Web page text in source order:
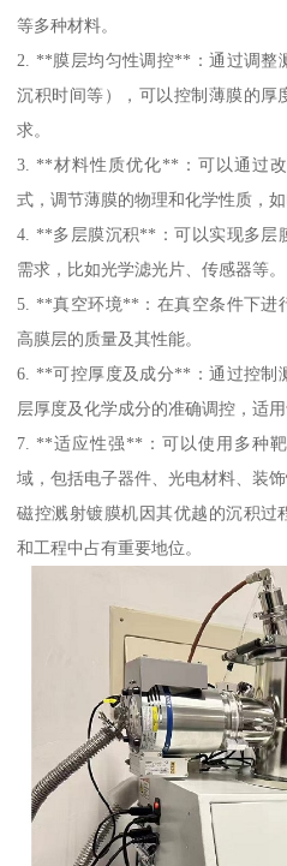
等多种材料。
2. **膜层均匀性调控**：通过调整
沉积时间等），可以控制薄膜的厚
求。
3. **材料性质优化**：可以通过
式，调节薄膜的物理和化学性质，
4. **多层膜沉积**：可以实现多层
需求，比如光学滤光片、传感器等。
5. **真空环境**：在真空条件下进
高膜层的质量及其性能。
6. **可控厚度及成分**：通过控制
层厚度及化学成分的准确调控，适用
7. **适应性强**：可以使用多种
域，包括电子器件、光电材料、装饰
磁控溅射镀膜机因其优越的沉积过
和工程中占有重要地位。